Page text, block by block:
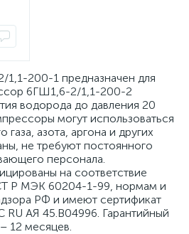
200-1 предназначен для
6ГШ1,6-2/1,1-200-2
водорода до давления 20
могут использоваться
азота, аргона и других
не требуют постоянного
персонала.
на соответствие
Р МЭК 60204-1-99, нормам и
РФ и имеют сертификат
АЯ 45.В04996. Гарантийный
12 месяцев.